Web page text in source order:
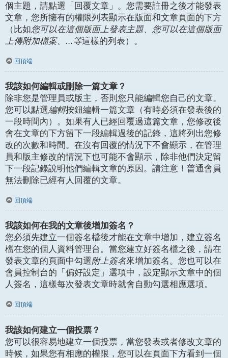
個主題，請點選「回覆文章」。您需要註冊之後才能發表
文章，您所擁有的權限列表顯示在版面和文章頁面的下方
（比如您可以在這個版面上發表主題、您可以在這個版面
上傳附加檔案、...等這樣的列表）。
回頂端
我該如何編輯或刪除一篇文章？
除非您是管理員或版主，否則您只能編輯您自己的文章。
您可以點選編輯按鈕編輯一篇文章（有時必須在發表後的
一段時間內）。如果有人已經回覆過這篇文章，您修改後
會在文章的下方留下一段編輯過後的記錄，這將列出您修
改的次數和時間。在沒有回覆的情況下不會顯示，在管理
員和版主修改的情況下也可能不會顯示，除非他們決定留
下一段記錄說明他們編輯文章的原因。請注意！普通會員
無法刪除已經有人回覆的文章。
回頂端
我該如何在我的文章後增加簽名？
您必須先建立一個簽名檔後才能在文章中增加，建立簽名
檔在您的個人資料管理台。當您建立好簽名檔之後，請在
發表文章的頁面中勾選附上簽名來增加簽名。您也可以在
會員控制台的「偏好設定」選項中，設定顯示文章中的個
人簽名，這樣每次發表文章時就會自動勾選相應選項。
回頂端
我該如何建立一個投票？
您可以很容易地建立一個投票，當您發表或者修改文章的
時候，如果您有相應的權限，您可以在頁面下方看到一個